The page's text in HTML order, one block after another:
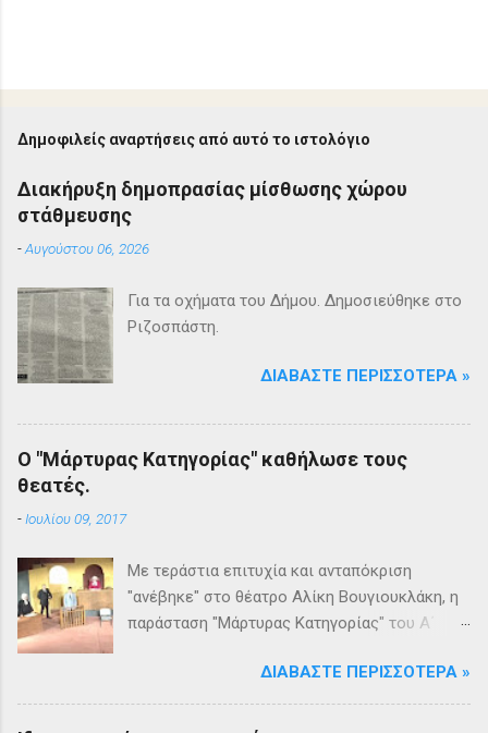
Δημοφιλείς αναρτήσεις από αυτό το ιστολόγιο
Διακήρυξη δημοπρασίας μίσθωσης χώρου
στάθμευσης
-Αυγούστου 06, 2026
Για τα οχήματα του Δήμου. Δημοσιεύθηκε στο
Ριζοσπάστη.
ΔΙΑΒΆΣΤΕ ΠΕΡΙΣΣΌΤΕΡΑ »
Ο "Μάρτυρας Κατηγορίας" καθήλωσε τους
θεατές.
-Ιουλίου 09, 2017
Με τεράστια επιτυχία και ανταπόκριση
"ανέβηκε" στο θέατρο Αλίκη Βουγιουκλάκη, η
παράσταση "Μάρτυρας Κατηγορίας" του Α΄
Βριλησσίων. Το θέατρο γέμισε και πάνω από
1500 θεατές και τις δύο βραδιές απόλαυσαν
κυριολεκτικά μία σπουδαία παράσταση
ΔΙΑΒΆΣΤΕ ΠΕΡΙΣΣΌΤΕΡΑ »